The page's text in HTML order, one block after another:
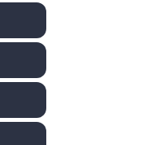
Llorente y Miren